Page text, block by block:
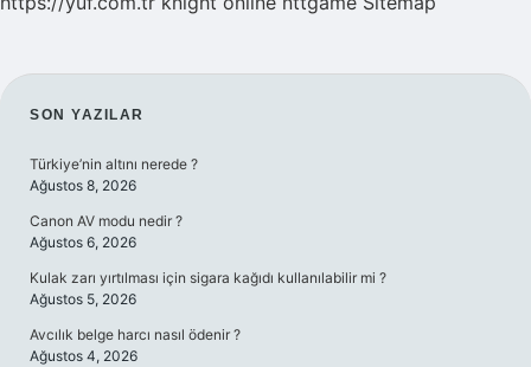
SIDEBAR
SON YAZILAR
Türkiye’nin altını nerede ?
Ağustos 8, 2026
Canon AV modu nedir ?
Ağustos 6, 2026
Kulak zarı yırtılması için sigara kağıdı kullanılabilir mi ?
Ağustos 5, 2026
Avcılık belge harcı nasıl ödenir ?
Ağustos 4, 2026